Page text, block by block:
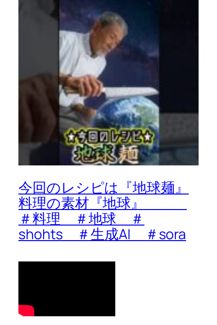
今回のレシピは『地球麺』
料理の素材『地球』
＃料理 ＃地球 ＃
shohts ＃生成AI ＃sora